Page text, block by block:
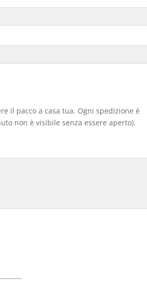
il pacco a casa tua. Ogni spedizione è
non è visibile senza essere aperto).